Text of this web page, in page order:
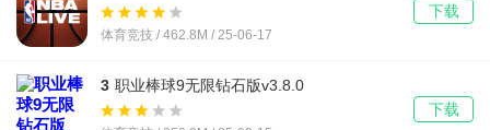
体育竞技 / 462.8M / 25-06-17
下载
3 职业棒球9无限钻石版v3.8.0
下载